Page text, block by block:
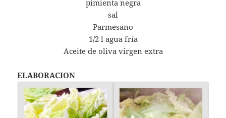
pimienta negra
sal
Parmesano
1/2 l agua fría
Aceite de oliva virgen extra
ELABORACION